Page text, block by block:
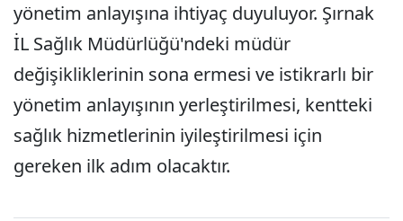
yönetim anlayışına ihtiyaç duyuluyor. Şırnak
İL Sağlık Müdürlüğü'ndeki müdür
değişikliklerinin sona ermesi ve istikrarlı bir
yönetim anlayışının yerleştirilmesi, kentteki
sağlık hizmetlerinin iyileştirilmesi için
gereken ilk adım olacaktır.